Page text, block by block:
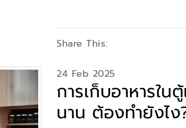
Share This:
24 Feb 2025
การเก็บอาหารใน
นาน ต้องทำยังไง